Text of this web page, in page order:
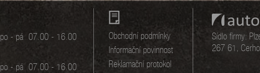
po - pá 07.00 - 16.00
po - pá 07.00 - 16.00
Obchodní podmínky
Informační povinnost
Reklamační protokol
Sídlo firmy:
267 61,